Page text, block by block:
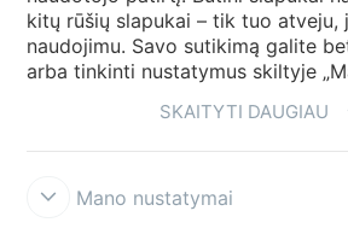
Pasirinkite savo šalį
kitų rūšių slapukai – tik tuo atveju,
naudojimu. Savo sutikimą galite
arba tinkinti nustatymus skiltyje
SKAITYTI DAUGIAU
Mano nustatymai